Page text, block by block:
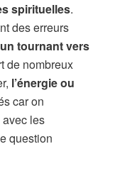
spirituelles.
des erreurs
un tournant vers
de nombreux
l’énergie ou
car on
les
question